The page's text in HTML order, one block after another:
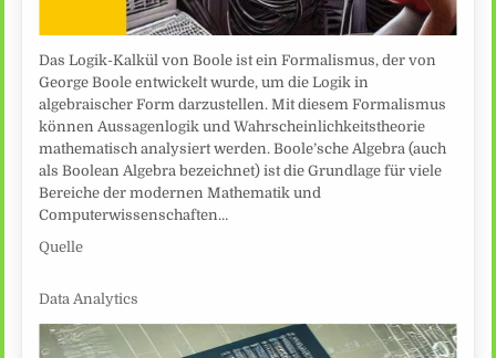
Das Logik-Kalkül von Boole ist ein Formalismus, der von
George Boole entwickelt wurde, um die Logik in
algebraischer Form darzustellen. Mit diesem Formalismus
können Aussagenlogik und Wahrscheinlichkeitstheorie
mathematisch analysiert werden. Boole’sche Algebra (auch
als Boolean Algebra bezeichnet) ist die Grundlage für viele
Bereiche der modernen Mathematik und
Computerwissenschaften…
Quelle
Data Analytics